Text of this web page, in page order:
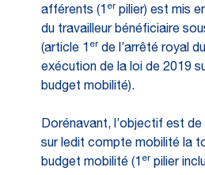
afférents (1 er pilier) est mis
du travailleur bénéficiaire
(article 1 er de l’arrêté royal
exécution de la loi de 2019
budget mobilité).
Dorénavant, l’objectif est
sur ledit compte mobilité la
budget mobilité (1 er pilier